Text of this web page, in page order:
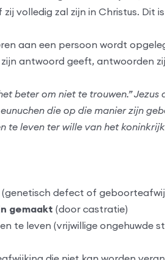
volledig zal zijn in Christus. Dit
aan een persoon wordt
antwoord geeft, antwoorden
beter om niet te trouwen.”
die op die manier zijn
te leven ter wille van het
(genetisch defect of
gemaakt (door castratie)
te leven (vrijwillige ongehuwde